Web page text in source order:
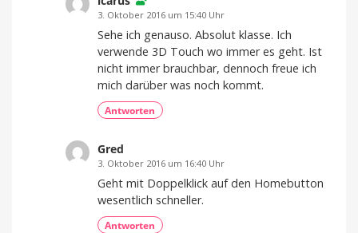
3. Oktober 2016 um 15:40 Uhr
Sehe ich genauso. Absolut klasse. Ich
verwende 3D Touch wo immer es geht. Ist
nicht immer brauchbar, dennoch freue ich
mich darüber was noch kommt.
Antworten
Gred
3. Oktober 2016 um 16:40 Uhr
Geht mit Doppelklick auf den Homebutton
wesentlich schneller.
Antworten